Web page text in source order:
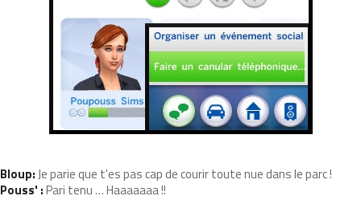
Bloup: Je parie que t'es pas cap de courir toute nue dans le parc !
Pouss' :Pari tenu … Haaaaaaa !!